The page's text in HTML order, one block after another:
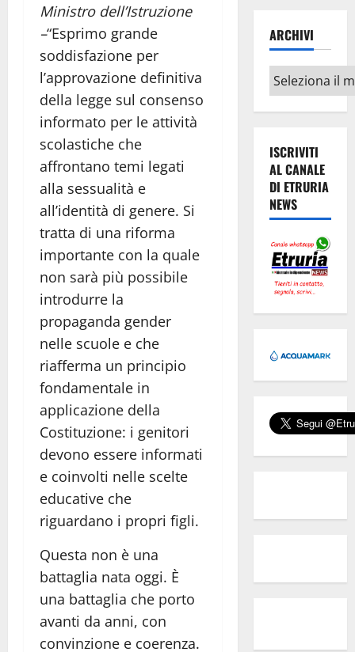
Ministro dell’Istruzione
–“Esprimo grande
soddisfazione per
l’approvazione definitiva
della legge sul consenso
informato per le attività
scolastiche che
affrontano temi legati
alla sessualità e
all’identità di genere. Si
tratta di una riforma
importante con la quale
non sarà più possibile
introdurre la
propaganda gender
nelle scuole e che
riafferma un principio
fondamentale in
applicazione della
Costituzione: i genitori
devono essere informati
e coinvolti nelle scelte
educative che
riguardano i propri figli.
Questa non è una
battaglia nata oggi. È
una battaglia che porto
avanti da anni, con
convinzione e coerenza.
ARCHIVI
Archivi
ISCRIVITI
AL CANALE
DI ETRURIA
NEWS